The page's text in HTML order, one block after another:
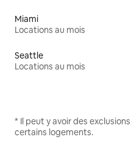
Miami
Locations au mois
Seattle
Locations au mois
* Il peut y avoir des
certains logements.